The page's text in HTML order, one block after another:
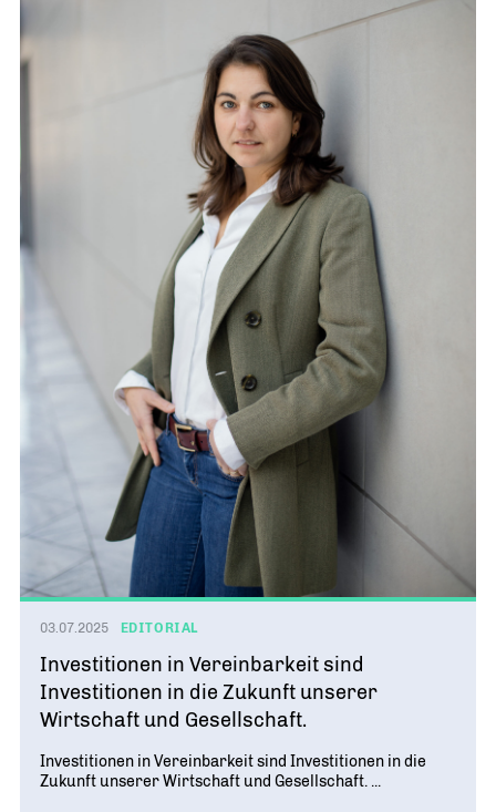
03.07.2025 EDITORIAL
Investitionen in Vereinbarkeit sind
Investitionen in die Zukunft unserer
Wirtschaft und Gesellschaft.
Investitionen in Vereinbarkeit sind Investitionen in die
Zukunft unserer Wirtschaft und Gesellschaft. ...